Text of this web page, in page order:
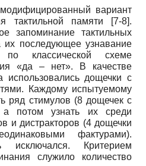
вариант
тактильной памяти [7-8].
запоминание тактильных
их последующее узнавание
по классической схеме
«да – нет». В качестве
использовались дощечки с
Каждому испытуемому
ряд стимулов (8 дощечек с
а потом узнать их среди
и дистракторов (4 дощечки
фактурами).
исключался. Критерием
служило количество